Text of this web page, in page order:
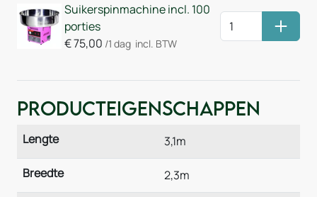
Suikerspinmachine incl. 100
porties
€75,00 /1 dag incl. BTW
Producteigenschappen
Lengte 3,1m
Breedte 2,3m